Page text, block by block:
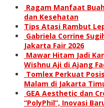
Ragam Manfaat
dan Kesehatan
Tips Atasi Rambut
Gabriela Corrine
Jakarta Fair 2026
Mawar Hitam Jadi
Wishnu Aji di Ajang
Tomlex Perkuat
Malam di Jakarta
GEA Aesthetic dan
“PolyPhil”, Inovasi